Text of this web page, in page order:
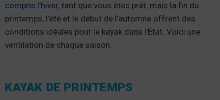
compris l’hiver, tant que vous êtes prêt, mais la fin du
printemps, l’été et le début de l’automne offrent des
conditions idéales pour le kayak dans l’État. Voici une
ventilation de chaque saison.
KAYAK DE PRINTEMPS